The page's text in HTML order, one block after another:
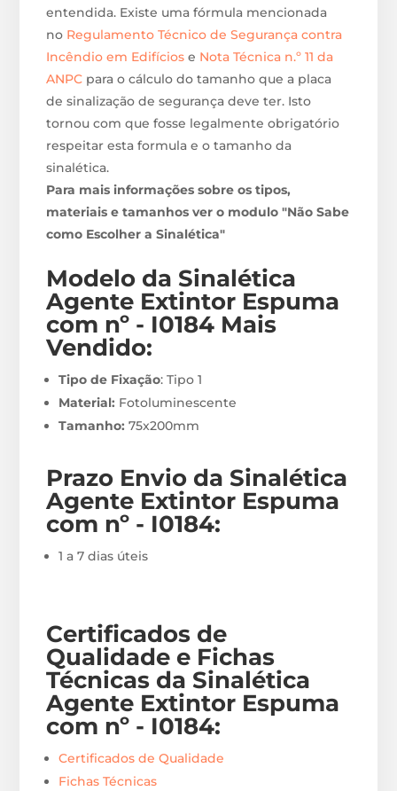
entendida. Existe uma fórmula mencionada
no Regulamento Técnico de Segurança contra
Incêndio em Edifícios e Nota Técnica n.º 11 da
ANPC para o cálculo do tamanho que a placa
de sinalização de segurança deve ter. Isto
tornou com que fosse legalmente obrigatório
respeitar esta formula e o tamanho da
sinalética.
Para mais informações sobre os tipos,
materiais e tamanhos ver o modulo "Não Sabe
como Escolher a Sinalética"
Modelo da Sinalética
Agente Extintor Espuma
com nº - I0184 Mais
Vendido:
Tipo de Fixação: Tipo 1
Material: Fotoluminescente
Tamanho: 75x200mm
Prazo Envio da Sinalética
Agente Extintor Espuma
com nº - I0184:
1 a 7 dias úteis
Certificados de
Qualidade e Fichas
Técnicas da Sinalética
Agente Extintor Espuma
com nº - I0184:
Certificados de Qualidade
Fichas Técnicas